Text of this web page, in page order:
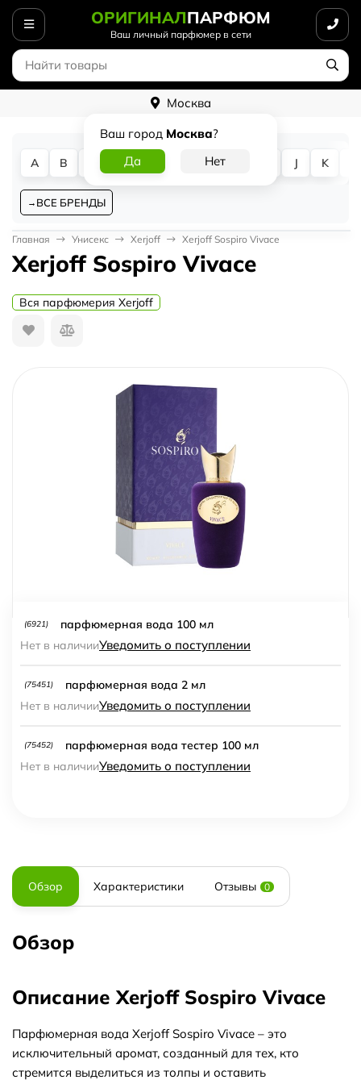
ОРИГИНАЛПАРФЮМ
Ваш личный парфюмер в сети
Москва
Ваш город Москва?
A B D G J K
ВСЕ БРЕНДЫ
Главная Унисекс Xerjoff Xerjoff Sospiro Vivace
Xerjoff Sospiro Vivace
Вся парфюмерия Xerjoff
(6921)
парфюмерная вода 100 мл
Нет в наличииУведомить о поступлении
(75451)
парфюмерная вода 2 мл
Нет в наличииУведомить о поступлении
(75452)
парфюмерная вода тестер 100 мл
Нет в наличииУведомить о поступлении
Обзор Характеристики Отзывы 0
Обзор
Описание Xerjoff Sospiro Vivace
Парфюмерная вода Xerjoff Sospiro Vivace – это
исключительный аромат, созданный для тех, кто
стремится выделиться из толпы и оставить